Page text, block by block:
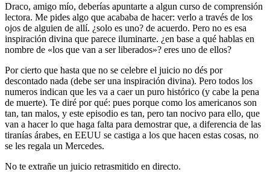
Draco, amigo mío, deberías apuntarte a algun curso de comprensión
lectora. Me pides algo que acababa de hacer: verlo a través de los
ojos de alguien de allí. ¿solo es uno? de acuerdo. Pero no es esa
inspiración divina que parece iluminarte. ¿en base a qué hablas en
nombre de «los que van a ser liberados»? eres uno de ellos?
Por cierto que hasta que no se celebre el juicio no dés por
descontado nada (debe ser una inspiración divina). Pero todos los
numeros indican que les va a caer un puro histórico (y cabe la pena
de muerte). Te diré por qué: pues porque como los americanos son
tan, tan malos, y este episodio es tan, pero tan nocivo para ello, que
van a hacer lo que haga falta para demostrar que, a diferencia de las
tiranías árabes, en EEUU se castiga a los que hacen estas cosas, no
se les regala un Mercedes.
No te extrañe un juicio retrasmitido en directo.